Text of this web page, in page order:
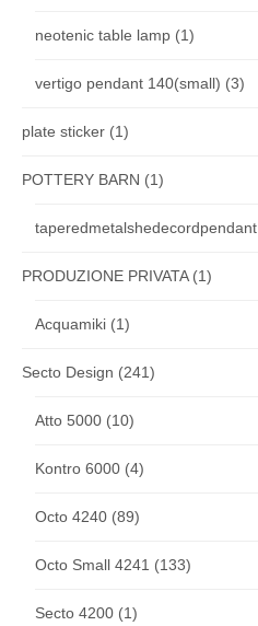
neotenic table lamp (1)
vertigo pendant 140(small) (3)
plate sticker (1)
POTTERY BARN (1)
taperedmetalshedecordpendant
PRODUZIONE PRIVATA(1)
Acquamiki (1)
Secto Design (241)
Atto 5000 (10)
Kontro 6000 (4)
Octo 4240 (89)
Octo Small 4241 (133)
Secto 4200 (1)